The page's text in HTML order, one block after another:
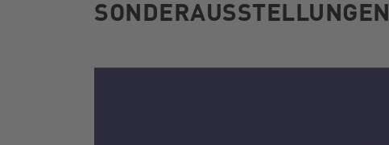
SONDERAUSSTELLUNGEN